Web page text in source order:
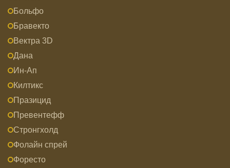
Больфо
Бравекто
Вектра 3D
Дана
Ин-Ап
Килтикс
Празицид
Превентефф
Стронгхолд
Фолайн спрей
Форесто